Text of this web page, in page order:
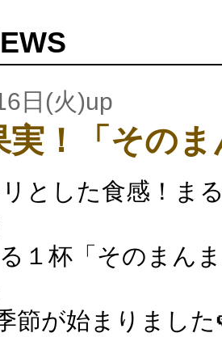
日(火)up
実！「その
とした食感！ま
１杯「そのまん
節が始まりました